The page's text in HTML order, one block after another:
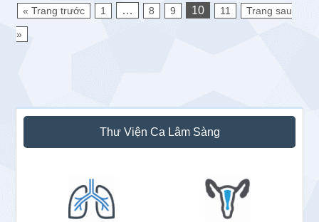
« Trang trước 1 … 8 9 10 11 Trang sau
»
Sidebar
chính
Thư Viện Ca Lâm Sàng